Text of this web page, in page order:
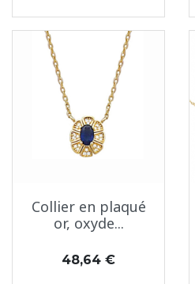
Collier en plaqué
or, oxyde...
Prix
48,64 €